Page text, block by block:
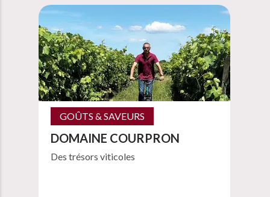
GOÛTS & SAVEURS
DOMAINE COURPRON
Des trésors viticoles